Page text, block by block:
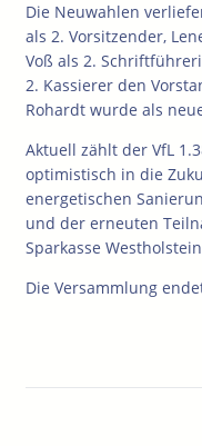
Die Neuwahlen
als 2. Vorsitzender,
Voß als 2.
2. Kassierer den
Rohardt wurde als
Aktuell zählt der VfL
optimistisch in die
energetischen
und der erneuten
Sparkasse
Die Versammlung